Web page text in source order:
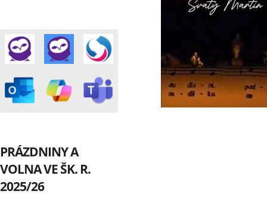
PRÁZDNINY A
VOLNA VE ŠK. R.
2025/26